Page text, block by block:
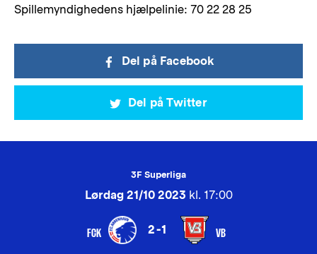
Spillemyndighedens hjælpelinie: 70 22 28 25
Del på Facebook
Del på Twitter
3F Superliga
Lørdag 21/10 2023 kl. 17:00
FCK 2-1 VB